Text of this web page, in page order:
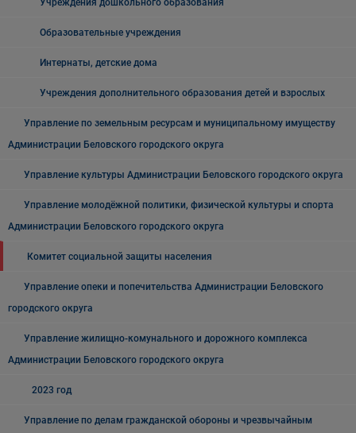
Учреждения дошкольного образования
Образовательные учреждения
Интернаты, детские дома
Учреждения дополнительного образования детей и взрослых
Управление по земельным ресурсам и муниципальному имуществу
Администрации Беловского городского округа
Управление культуры Администрации Беловского городского округа
Управление молодёжной политики, физической культуры и спорта
Администрации Беловского городского округа
Комитет социальной защиты населения
Управление опеки и попечительства Администрации Беловского
городского округа
Управление жилищно-комунального и дорожного комплекса
Администрации Беловского городского округа
2023 год
Управление по делам гражданской обороны и чрезвычайным